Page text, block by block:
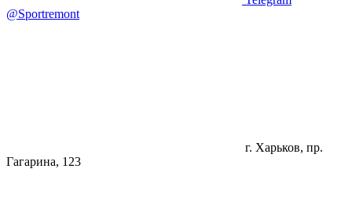
@Sportremont
г. Харьков, пр.
Гагарина, 123